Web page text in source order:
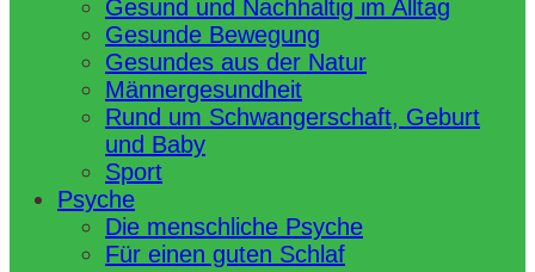
Gesund und Nachhaltig im Alltag
Gesunde Bewegung
Gesundes aus der Natur
Männergesundheit
Rund um Schwangerschaft, Geburt
und Baby
Sport
Psyche
Die menschliche Psyche
Für einen guten Schlaf